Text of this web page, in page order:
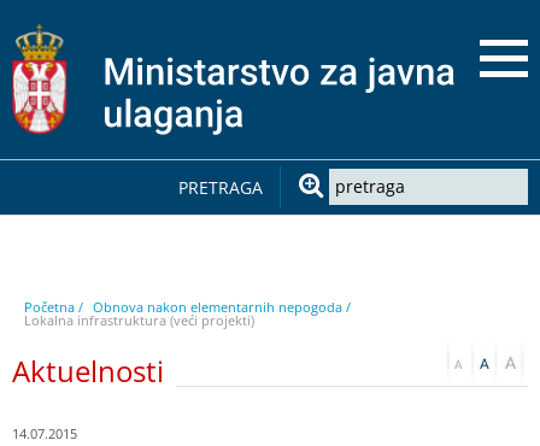
PRETRAGA
Početna / Obnova nakon elementarnih nepogoda /
Lokalna infrastruktura (veći projekti)
Aktuelnosti
14.07.2015